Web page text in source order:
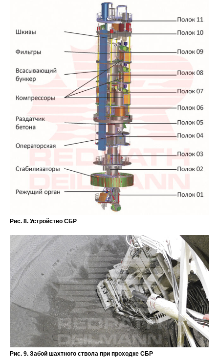
Рис. 8. Устройство СБР
Рис. 9. Забой шахтного ствола при проходке СБР